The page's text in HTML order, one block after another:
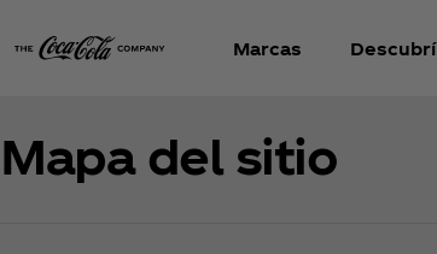
Marcas Descubrí
Mapa del sitio